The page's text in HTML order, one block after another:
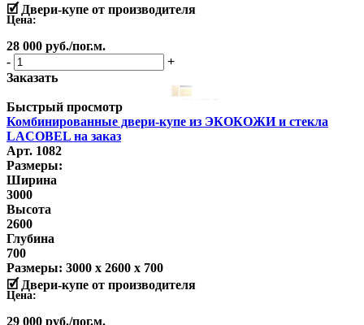
🗹 Двери-купе от производителя
Цена:
28 000 руб./пог.м.
-
+
Заказать
Быстрый просмотр
Комбинированные двери-купе из ЭКОКОЖИ и стекла
LACOBEL на заказ
Арт. 1082
Размеры:
Ширина
3000
Высота
2600
Глубина
700
Размеры: 3000 x 2600 x 700
🗹 Двери-купе от производителя
Цена:
29 000 руб./пог.м.